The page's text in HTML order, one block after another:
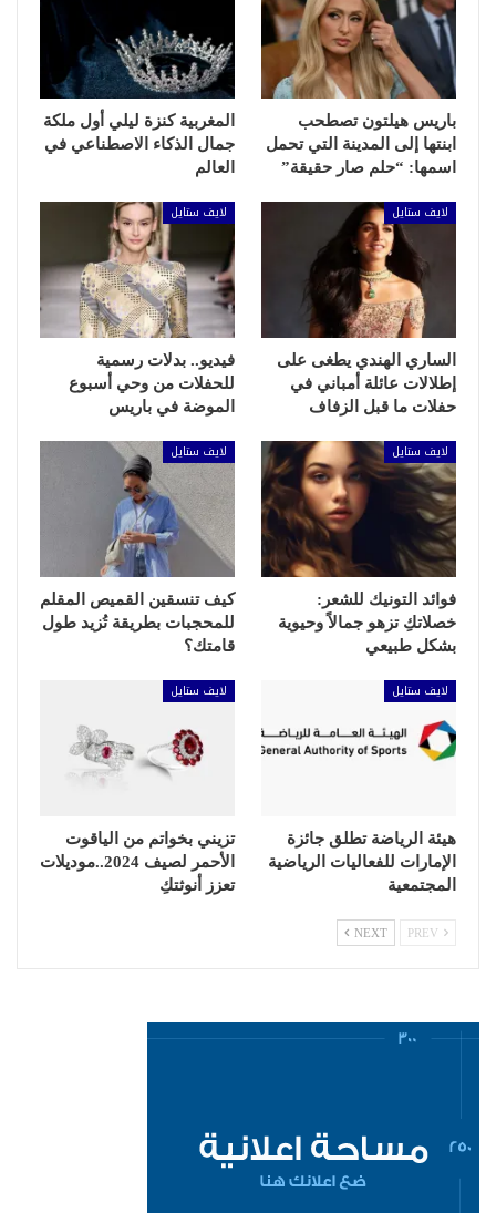
باريس هيلتون تصطحب
ابنتها إلى المدينة التي تحمل
اسمها: “حلم صار حقيقة”
المغربية كنزة ليلي أول ملكة
جمال الذكاء الاصطناعي في
العالم
لايف ستايل
الساري الهندي يطغى على
إطلالات عائلة أمباني في
حفلات ما قبل الزفاف
لايف ستايل
فيديو.. بدلات رسمية
للحفلات من وحي أسبوع
الموضة في باريس
لايف ستايل
فوائد التونيك للشعر:
خصلاتكِ تزهو جمالاً وحيوية
بشكل طبيعي
لايف ستايل
كيف تنسقين القميص المقلم
للمحجبات بطريقة تُزيد طول
قامتك؟
لايف ستايل
هيئة الرياضة تطلق جائزة
الإمارات للفعاليات الرياضية
المجتمعية
لايف ستايل
تزيني بخواتم من الياقوت
الأحمر لصيف 2024..موديلات
تعزز أنوثتكِ
NEXT